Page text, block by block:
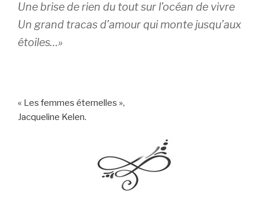
Une brise de rien du tout sur l’océan de vivre
Un grand tracas d’amour qui monte jusqu’aux
étoiles…»
« Les femmes éternelles »,
Jacqueline Kelen.